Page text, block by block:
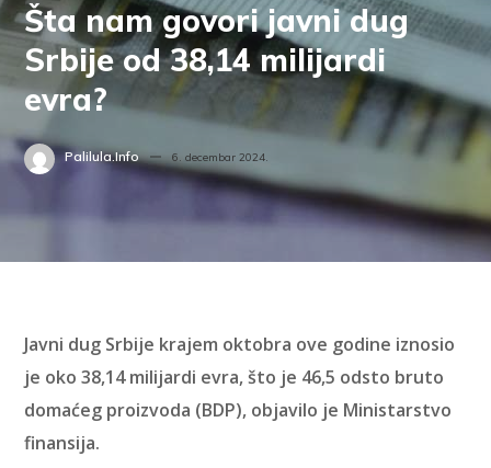
Šta nam govori javni dug
Srbije od 38,14 milijardi
evra?
Palilula.info 6. decembar 2024.
Javni dug Srbije krajem oktobra ove godine iznosio
je oko 38,14 milijardi evra, što je 46,5 odsto bruto
domaćeg proizvoda (BDP), objavilo je Ministarstvo
finansija.